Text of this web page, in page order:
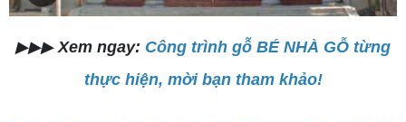
▶▶▶ Xem ngay: Công trình gỗ BÉ NHÀ GỖ từng
thực hiện, mời bạn tham khảo!